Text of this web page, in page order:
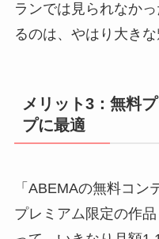
ランでは見られなか
るのは、やはり大きな
メリット3：無料
プに最適
「ABEMAの無料コン
プレミアム限定の作